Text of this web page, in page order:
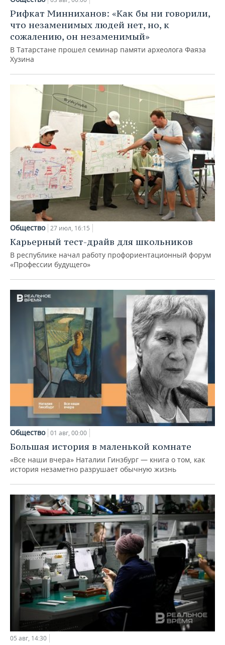
Рифкат Минниханов: «Как бы ни говорили,
что незаменимых людей нет, но, к
сожалению, он незаменимый»
В Татарстане прошел семинар памяти археолога Фаяза
Хузина
Общество 27 июл, 16:15
Карьерный тест-драйв для школьников
В республике начал работу профориентационный форум
«Профессии будущего»
Общество 01 авг, 00:00
Большая история в маленькой комнате
«Все наши вчера» Наталии Гинзбург — книга о том, как
история незаметно разрушает обычную жизнь
05 авг, 14:30